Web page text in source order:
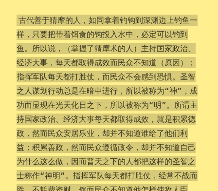
古代善于猜摩的人，如同拿着钓钩到深渊边上钓鱼一
样，只要把带着饵食的钩投入水中，必定可以钓到
鱼。所以说，（掌握了猜摩术的人）主持国家政治、
经济大事，每天都取得成效而民众不知道（原因）；
指挥军队每天都打胜仗，而民众不会感到恐惧。圣智
之人谋划行动总是在暗中进行，所以被称为“神”，成
功而显现在光天化日之下，所以被称为“明”。所谓主
持国家政治、经济大事每天都取得成效，就是积累德
政，然而民众安居乐业，却并不知道谁给了他们利
益；积累善政，然而民众遵循政令，却并不知道自己
为什么这么做，因而普天之下的人都把这样的圣智之
士称作“神明”。指挥军队每天都打胜仗，经常不战而